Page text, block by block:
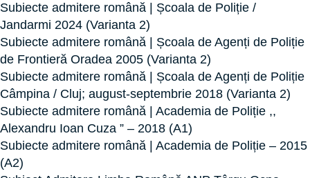
Subiecte admitere română | Școala de Poliție /
Jandarmi 2024 (Varianta 2)
Subiecte admitere română | Școala de Agenți de Poliție
de Frontieră Oradea 2005 (Varianta 2)
Subiecte admitere română | Școala de Agenți de Poliție
Câmpina / Cluj; august-septembrie 2018 (Varianta 2)
Subiecte admitere română | Academia de Poliție ,,
Alexandru Ioan Cuza ” – 2018 (A1)
Subiecte admitere română | Academia de Poliție – 2015
(A2)